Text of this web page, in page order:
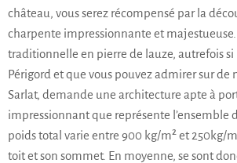
château, vous serez récompensé par la
charpente impressionnante et majestueuse.
traditionnelle en pierre de lauze, autrefois
Périgord et que vous pouvez admirer sur de
Sarlat, demande une architecture apte à
impressionnant que représente l’ensemble
poids total varie entre 900 kg/m² et 250kg/
toit et son sommet. En moyenne, se sont